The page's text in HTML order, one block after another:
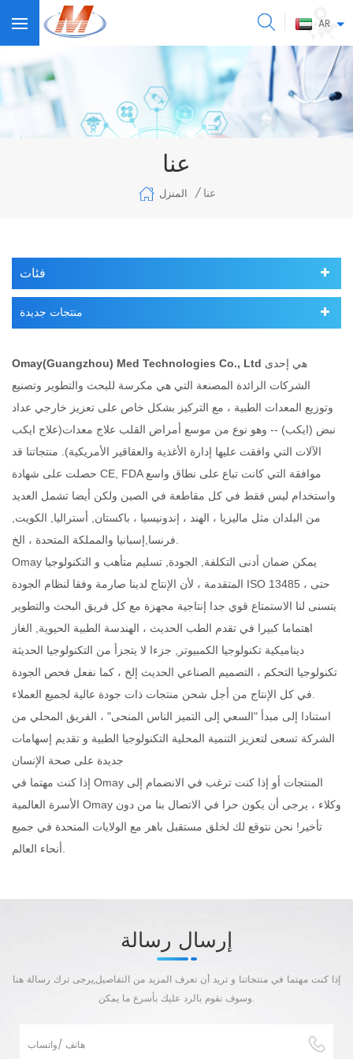
AR
عنا
المنزل / عنا
فئات
منتجات جديدة
Omay(Guangzhou) Med Technologies Co., Ltd
الشركات الرائدة المصنعة التي هي مكرسة للبحث والتطوير وتصنيع
وتوزيع المعدات الطبية ، مع التركيز بشكل خاص على تعزيز خارجي عداد
نبض (ايكب) -- وهو نوع من موسع أمراض القلب علاج معدات(علاج ايكب
الآلات التي وافقت عليها إدارة الأغذية والعقاقير الأمريكية). منتجاتنا قد
حصلت على شهادة CE, FDA موافقة التي كانت تباع على نطاق واسع
واستخدام ليس فقط في كل مقاطعة في الصين ولكن أيضا تشمل العديد
من البلدان مثل ماليزيا ، الهند ، إندونيسيا ، باكستان, أستراليا, الكويت,
Omay يمكن ضمان أدنى التكلفة, الجودة, تسليم متأهب و التكنولوجيا
المتقدمة ، لأن الإنتاج لدينا صارمة وفقا لنظام الجودة ISO 13485 ، حتى
يتسنى لنا الاستمتاع قوي جدا إنتاجية مجهزة مع كل فريق البحث والتطوير
اهتماما كبيرا في تقدم الطب الحديث ، الهندسة الطبية الحيوية, الغاز
ديناميكية تكنولوجيا الكمبيوتر, جزءا لا يتجزأ من التكنولوجيا الحديثة
تكنولوجيا التحكم ، التصميم الصناعي الحديث إلخ ، كما نفعل فحص الجودة
استنادا إلى مبدأ "السعي إلى التميز الناس المنحى" ، الفريق المحلي من
الشركة تسعى لتعزيز التنمية المحلية التكنولوجيا الطبية و تقديم إسهامات
جديدة على صحة الإنسان
إذا كنت مهتما في Omay المنتجات أو إذا كنت ترغب في الانضمام إلى
الأسرة العالمية Omay وكلاء ، يرجى أن يكون حرا في الاتصال بنا من دون
تأخير! نحن نتوقع لك لخلق مستقبل باهر مع الولايات المتحدة في جميع
إرسال رسالة
إذا كنت مهتما في منتجاتنا و تريد أن تعرف المزيد من التفاصيل,يرجى ترك رسالة هنا
وسوف نقوم بالرد عليك بأسرع ما يمكن.